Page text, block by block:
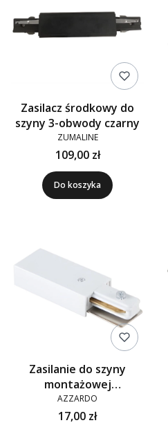
Zasilacz środkowy do
szyny 3-obwody czarny
ZUMALINE
109,00 zł
Do koszyka
Zasilanie do szyny
montażowej
jednofazowej 1LINE biały
AZZARDO
17,00 zł